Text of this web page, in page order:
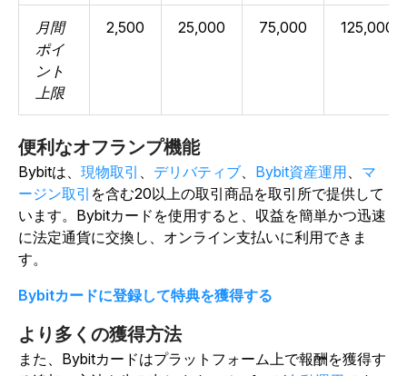
月間
ポイ
ント
上限
2,500 25,000 75,000 125,000
便利なオフランプ機能
Bybitは、 現物取引 、 デリバティブ、 Bybit資産運用、 マ
ージン取引 を含む20以上の取引商品を取引所で提供して
います。Bybitカードを使用すると、収益を簡単かつ迅速
に法定通貨に交換し、オンライン支払いに利用できま
す。
Bybitカードに登録して特典を獲得する
より多くの獲得方法
また、Bybitカードはプラットフォーム上で報酬を獲得す